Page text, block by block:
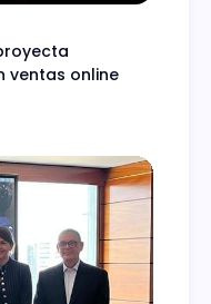
ventas online